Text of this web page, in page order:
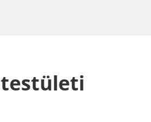
testületi